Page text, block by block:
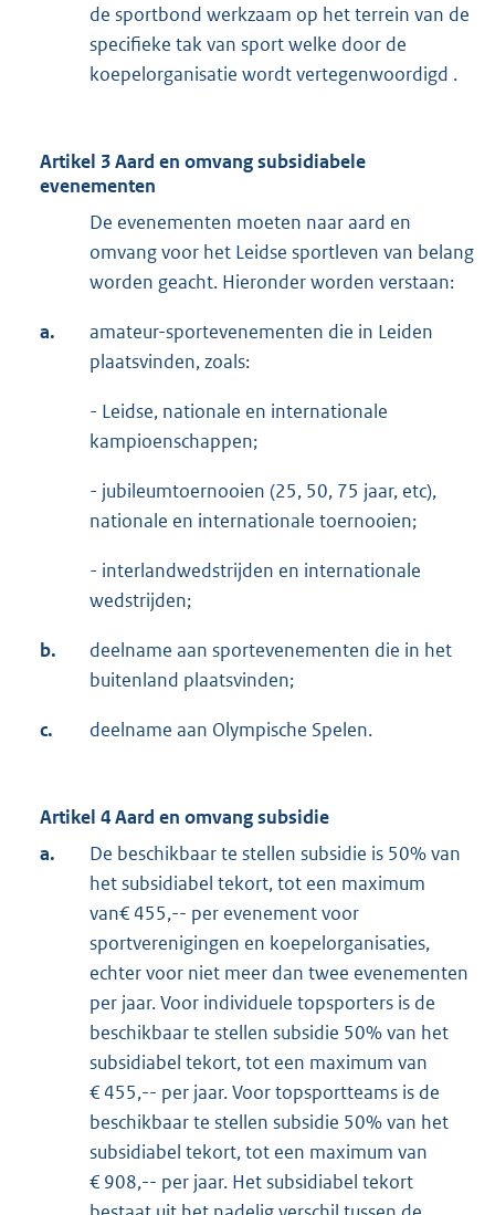
de sportbond werkzaam op het terrein van de
specifieke tak van sport welke door de
koepelorganisatie wordt vertegenwoordigd .
Artikel 3 Aard en omvang subsidiabele
evenementen
De evenementen moeten naar aard en
omvang voor het Leidse sportleven van belang
worden geacht. Hieronder worden verstaan:
a.
amateur-sportevenementen die in Leiden
plaatsvinden, zoals:
- Leidse, nationale en internationale
kampioenschappen;
- jubileumtoernooien (25, 50, 75 jaar, etc),
nationale en internationale toernooien;
- interlandwedstrijden en internationale
wedstrijden;
b.
deelname aan sportevenementen die in het
buitenland plaatsvinden;
c. deelname aan Olympische Spelen.
Artikel 4 Aard en omvang subsidie
a.
De beschikbaar te stellen subsidie is 50% van
het subsidiabel tekort, tot een maximum
van€ 455,-- per evenement voor
sportverenigingen en koepelorganisaties,
echter voor niet meer dan twee evenementen
per jaar. Voor individuele topsporters is de
beschikbaar te stellen subsidie 50% van het
subsidiabel tekort, tot een maximum van
€ 455,-- per jaar. Voor topsportteams is de
beschikbaar te stellen subsidie 50% van het
subsidiabel tekort, tot een maximum van
€ 908,-- per jaar. Het subsidiabel tekort